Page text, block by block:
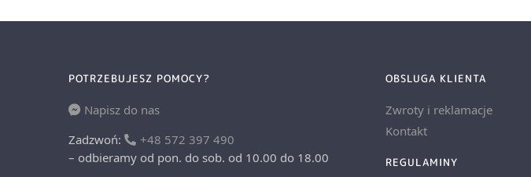
POTRZEBUJESZ POMOCY?
Napisz do nas
Zadzwoń:
+48 572 397 490
– odbieramy od pon. do sob. od 10.00 do 18.00
OBSLUGA KLIENTA
Zwroty i reklamacje
Kontakt
REGULAMINY